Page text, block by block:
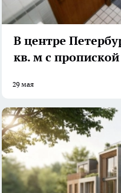
В центре
кв. м с
29 мая